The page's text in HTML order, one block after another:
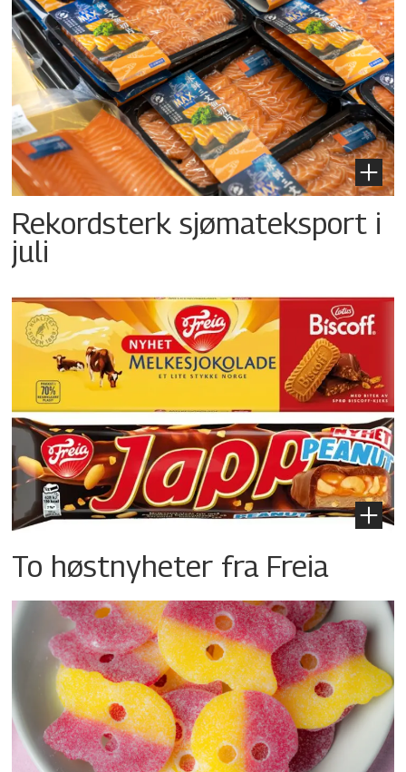
Rekordsterk sjømateksport i
juli
To høstnyheter fra Freia